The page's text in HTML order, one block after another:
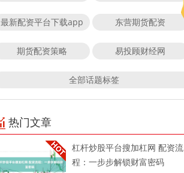
最新配资平台下载app 东营期货配资
期货配资策略 易投顾财经网
全部话题标签
热门文章
杠杆炒股平台搜加杠网 配资流
程：一步步解锁财富密码